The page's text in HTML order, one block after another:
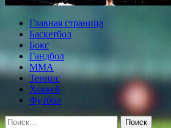
Главная страница
Баскетбол
Бокс
Гандбол
MMA
Теннис
Хоккей
Футбол
Найти: